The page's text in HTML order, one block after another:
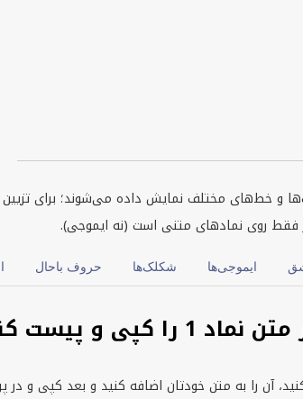
یونیکدی است که از نظر ظاهری شبیه عدد 1 هستند و در سبک‌ها و خط‌های مختلف نمایش داده
حروف باحال شکلک‌ها ایموجی‌ها
1 را کپی و پیست کنیم
انتخاب کنید، آن را به متن خودتان اضافه کنید و بعد کپی و